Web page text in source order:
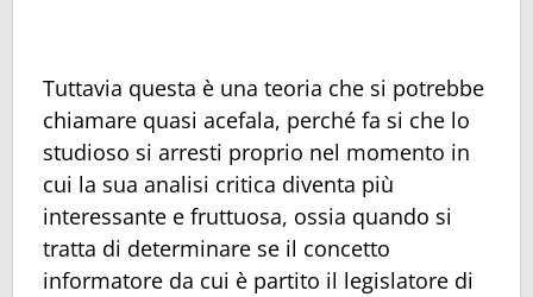
Tuttavia questa è una teoria che si potrebbe
chiamare quasi acefala, perché fa si che lo
studioso si arresti proprio nel momento in
cui la sua analisi critica diventa più
interessante e fruttuosa, ossia quando si
tratta di determinare se il concetto
informatore da cui è partito il legislatore di